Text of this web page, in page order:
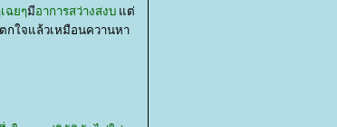
ฉยๆมีอาการสว่างสงบ ต่
กใจแล้วเหมือนควานหา